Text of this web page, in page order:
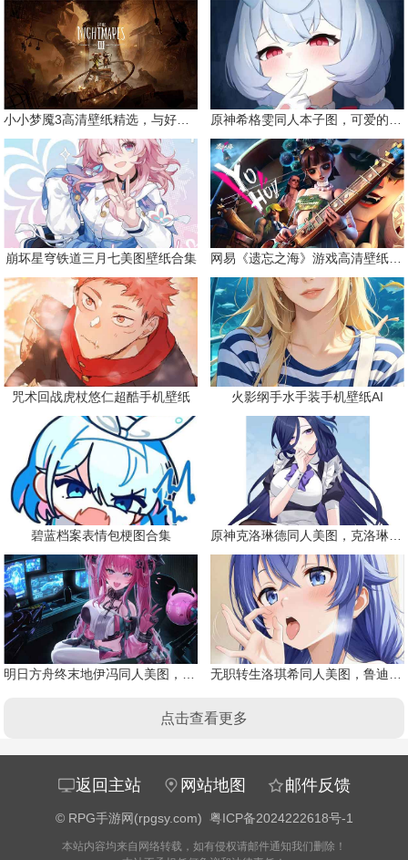
小小梦魇3高清壁纸精选，与好友一同面对恐惧 原神希格雯同人本子图，可爱的双马尾
崩坏星穹铁道三月七美图壁纸合集 网易《遗忘之海》游戏高清壁纸精选
咒术回战虎杖悠仁超酷手机壁纸 火影纲手水手装手机壁纸AI
碧蓝档案表情包梗图合集 原神克洛琳德同人美图，克洛琳德战败会怎样
明日方舟终末地伊冯同人美图，粉毛恶魔伊冯 无职转生洛琪希同人美图，鲁迪的二老婆
点击查看更多
返回主站 网站地图 邮件反馈
© RPG手游网(rpgsy.com) 粤ICP备2024222618号-1
本站内容均来自网络转载，如有侵权请邮件通知我们删除！